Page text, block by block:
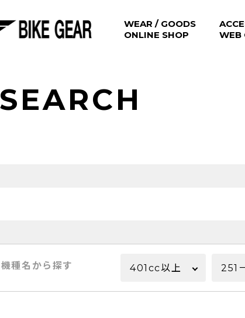
WEAR / GOODS
ONLINE SHOP
WEB
機種名から探す 401cc以上 251